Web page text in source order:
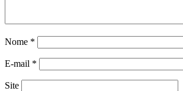
Nome *
E-mail *
Site